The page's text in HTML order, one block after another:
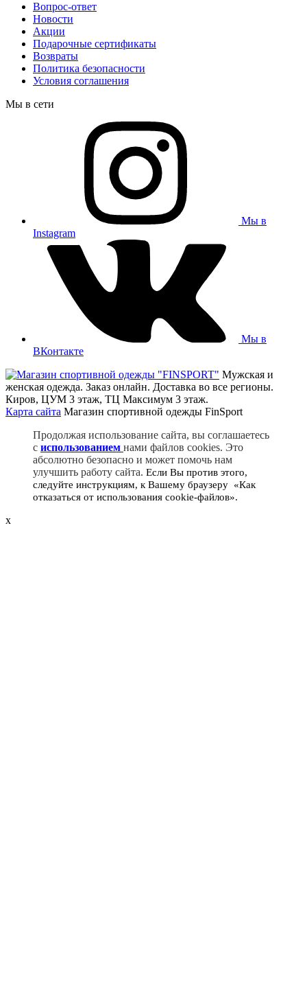
Вопрос-ответ
Новости
Акции
Подарочные сертификаты
Возвраты
Политика безопасности
Условия соглашения
Мы в сети
Мы в
Instagram
Мы в
ВКонтакте
Мужская и
женская одежда. Заказ онлайн. Доставка во все регионы.
Киров, ЦУМ 3 этаж, ТЦ Максимум 3 этаж.
Карта сайта Магазин спортивной одежды FinSport
Продолжая использование сайта, вы соглашаетесь
c использованием нами файлов cookies. Это
абсолютно безопасно и может помочь нам
улучшить работу сайта. Если Вы против этого,
следуйте инструкциям, к Вашему браузеру «Как
отказаться от использования cookie-файлов».
x